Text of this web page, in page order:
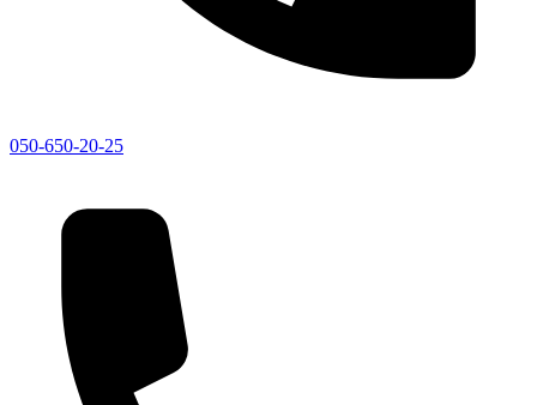
050-650-20-25